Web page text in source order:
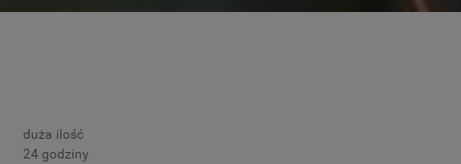
duża ilość
24 godziny